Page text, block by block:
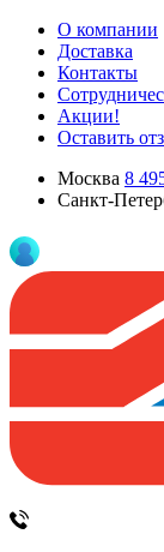
О компании
Доставка
Контакты
Акции!
Оставить
Москва 8
Санкт-